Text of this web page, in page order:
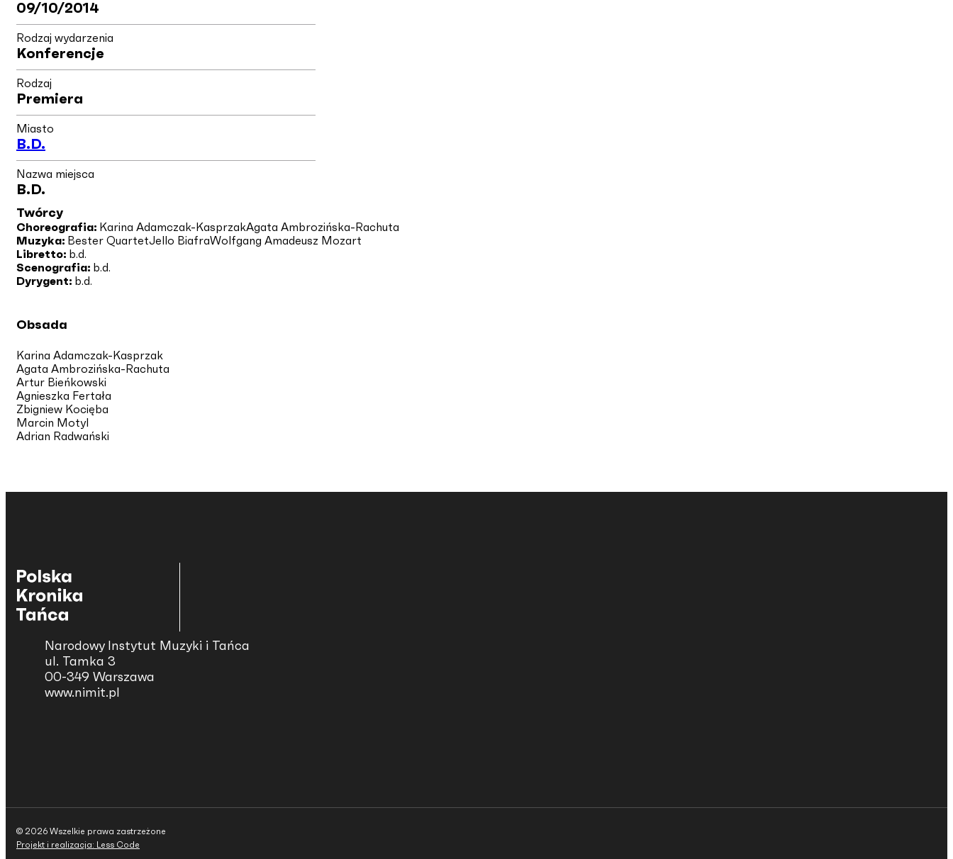
09/10/2014
Rodzaj wydarzenia
Konferencje
Rodzaj
Premiera
Miasto
B.d.
Nazwa miejsca
B.d.
Twórcy
Choreografia: Karina Adamczak-KasprzakAgata Ambrozińska-Rachuta
Muzyka: Bester QuartetJello BiafraWolfgang Amadeusz Mozart
Libretto: b.d.
Scenografia: b.d.
Dyrygent: b.d.
Obsada
Karina Adamczak-Kasprzak
Agata Ambrozińska-Rachuta
Artur Bieńkowski
Agnieszka Fertała
Zbigniew Kocięba
Marcin Motyl
Adrian Radwański
Narodowy Instytut Muzyki i Tańca
ul. Tamka 3
00-349 Warszawa
www.nimit.pl
© 2026 Wszelkie prawa zastrzeżone
Projekt i realizacja: Less Code